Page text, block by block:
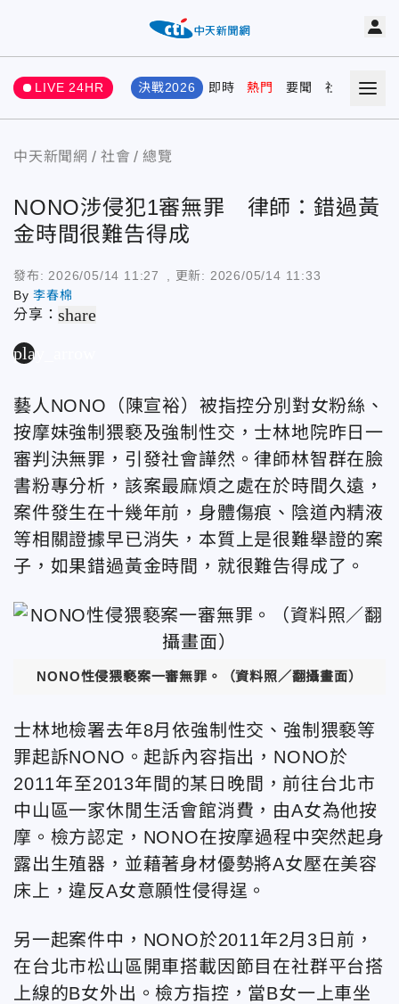
LIVE 24HR 決戰2026 即時 熱門 要聞 社會 娛樂
中天新聞網 社會 總覽
NONO涉侵犯1審無罪 律師：錯過黃
金時間很難告得成
發布: 2026/05/14 11:27 , 更新: 2026/05/14 11:33
By李春棉
分享：share
play_arrow
藝人NONO（陳宣裕） 被指控分別對女粉絲、
按摩妹強制猥褻及強制性交， 士林地院昨日一
審判決無罪，引發社會譁然。律師林智群在臉
書粉專分析，該案最麻煩之處在於時間久遠，
案件發生在十幾年前，身體傷痕、陰道內精液
等相關證據早已消失， 本質上是很難舉證的案
子， 如果錯過黃金時間，就很難告得成了 。
NONO性侵猥褻案一審無罪 。（資料照／翻攝畫面）
士林地檢署去年8月依強制性交、強制猥褻等
罪起訴NONO。起訴內容指出，NONO於
2011年至2013年間的某日晚間，前往台北市
中山區一家休閒生活會館消費，由A女為他按
摩。檢方認定，NONO在按摩過程中突然起身
露出生殖器，並藉著身材優勢將A女壓在美容
床上，違反A女意願性侵得逞。
另一起案件中，NONO於2011年2月3日前，
在台北市松山區開車搭載因節目在社群平台搭
上線的B女外出。檢方指控，當B女一上車坐